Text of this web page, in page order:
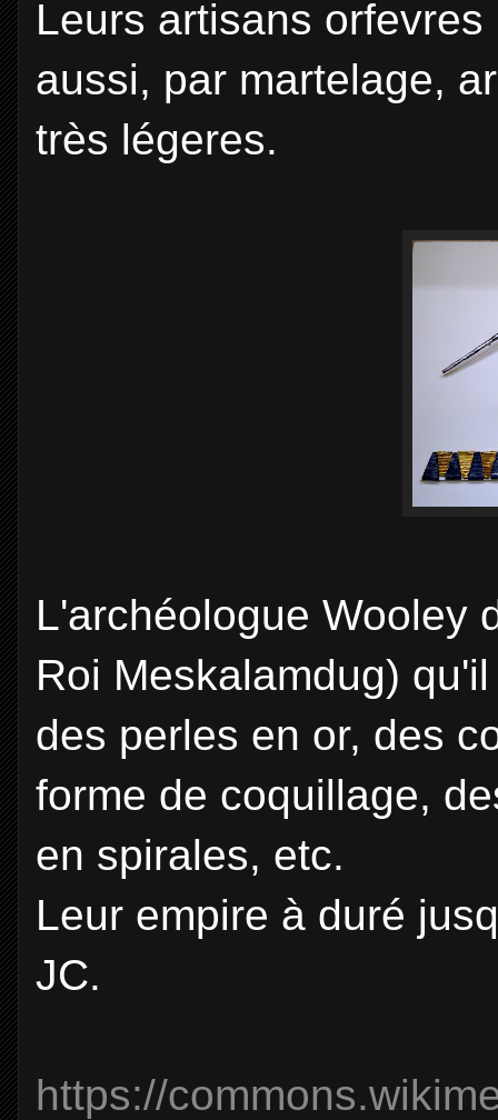
Leurs artisans
aussi, par martelage,
très légeres.
L'archéologue Wooley
Roi Meskalamdug)
des perles en or, des
forme de coquillage,
en spirales, etc.
Leur empire à duré
JC.
https://